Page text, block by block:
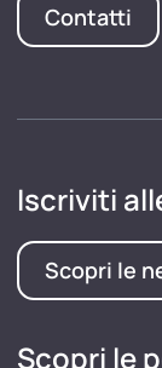
Contatti
Iscriviti
Scopri le
Scopri le